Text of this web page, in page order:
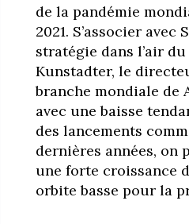
de la pandémie
2021. S’associer avec
stratégie dans l’air
Kunstadter, le
branche mondiale de
avec une baisse
des lancements
dernières années, on
une forte croissance
orbite basse pour la